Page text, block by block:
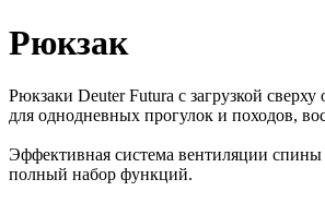
Рюкзак
Рюкзаки Deuter Futura с загрузкой
для однодневных прогулок и походов,
Эффективная система вентиляции
полный набор функций.